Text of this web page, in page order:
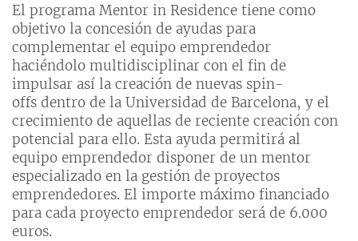
El programa Mentor in Residence tiene como
objetivo la concesión de ayudas para
complementar el equipo emprendedor
haciéndolo multidisciplinar con el fin de
impulsar así la creación de nuevas spin-
offs dentro de la Universidad de Barcelona, y el
crecimiento de aquellas de reciente creación con
potencial para ello. Esta ayuda permitirá al
equipo emprendedor disponer de un mentor
especializado en la gestión de proyectos
emprendedores. El importe máximo financiado
para cada proyecto emprendedor será de 6.000
euros.